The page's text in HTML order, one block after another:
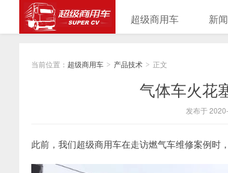
超级商用车 新闻
当前位置： 超级商用车 > 产品技术 > 正文
气体车火花
发布于
此前，我们超级商用车在走访燃气车维修案例时